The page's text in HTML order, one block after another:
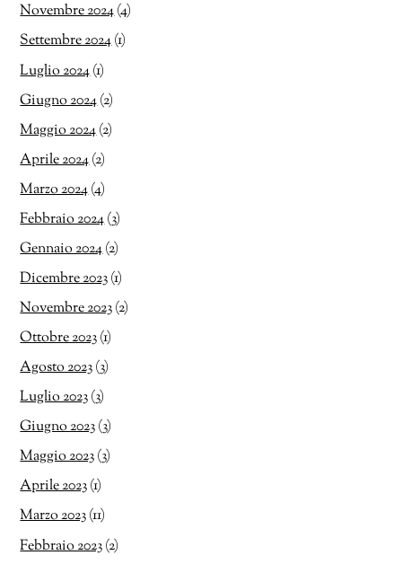
Novembre 2024(4)
Settembre 2024(1)
Luglio 2024(1)
Giugno 2024(2)
Maggio 2024(2)
Aprile 2024(2)
Marzo 2024(4)
Febbraio 2024(3)
Gennaio 2024(2)
Dicembre 2023(1)
Novembre 2023(2)
Ottobre 2023(1)
Agosto 2023(3)
Luglio 2023(3)
Giugno 2023(3)
Maggio 2023(3)
Aprile 2023(1)
Marzo 2023(11)
Febbraio 2023(2)